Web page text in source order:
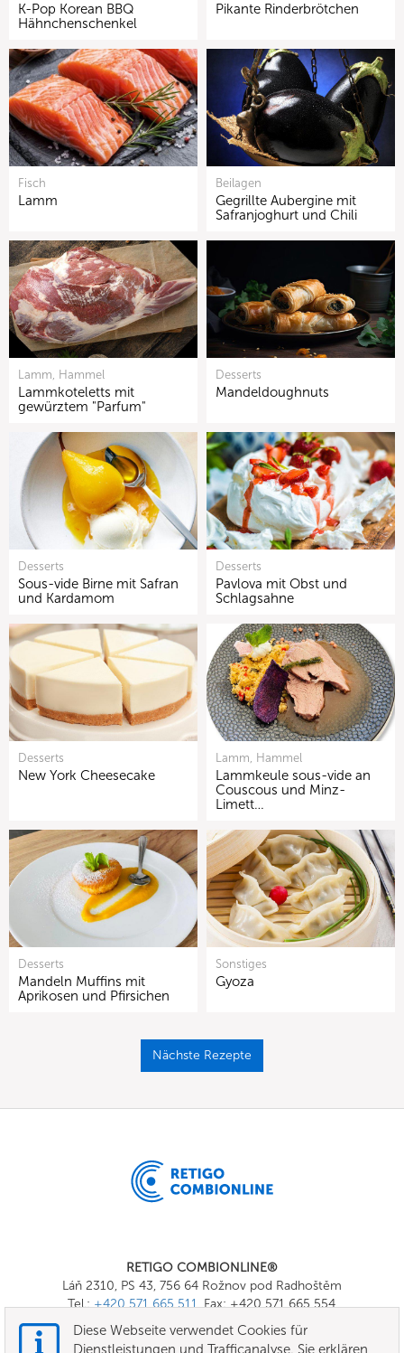
K-Pop Korean BBQ
Hähnchenschenkel
Pikante Rinderbrötchen
Fisch
Lamm
Beilagen
Gegrillte Aubergine mit
Safranjoghurt und Chili
Lamm, Hammel
Lammkoteletts mit
gewürztem "Parfum"
Desserts
Mandeldoughnuts
Desserts
Sous-vide Birne mit Safran
und Kardamom
Desserts
Pavlova mit Obst und
Schlagsahne
Desserts
New York Cheesecake
Lamm, Hammel
Lammkeule sous-vide an
Couscous und Minz-
Limett…
Desserts
Mandeln Muffins mit
Aprikosen und Pfirsichen
Sonstiges
Gyoza
Nächste Rezepte
RETIGO COMBIONLINE®
Láň 2310, PS 43, 756 64 Rožnov pod Radhoštěm
Tel.:+420 571 665 511, Fax: +420 571 665 554
E-mail:
info@combionline.com
Diese Webseite verwendet Cookies für
Dienstleistungen und Trafficanalyse. Sie erklären